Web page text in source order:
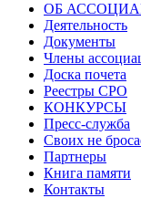
ОБ
Деятельность
Документы
Члены
Доска почета
Реестры СРО
КОНКУРСЫ
Пресс-служба
Своих не
Партнеры
Книга памяти
Контакты